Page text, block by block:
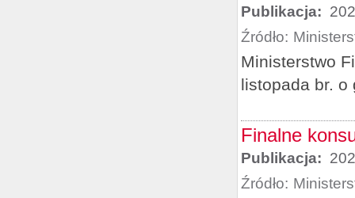
Publikacja:
Źródło:
Ministerstwo
listopada br. o
Finalne
Publikacja:
Źródło: